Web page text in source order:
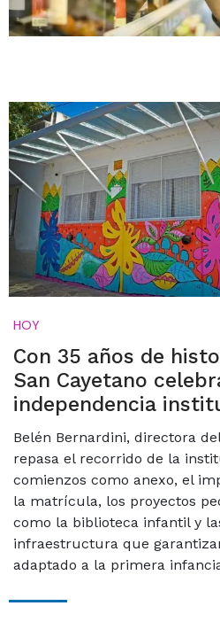
HOY
Con 35 años de
San Cayetano
independencia
Belén Bernardini, directora
repasa el recorrido de la
comienzos como anexo, el
la matrícula, los proyectos
como la biblioteca infantil y
infraestructura que
adaptado a la primera